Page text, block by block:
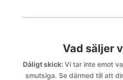
Vad säljer
Dåligt skick:Vi tar inte emot
smutsiga. Se därmed till att